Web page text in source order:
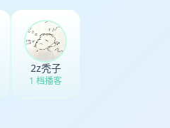
2z秃子
1 档播客